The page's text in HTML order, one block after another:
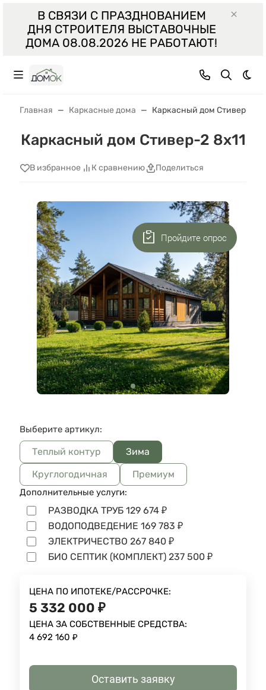
В СВЯЗИ С ПРАЗДНОВАНИЕМ
ДНЯ СТРОИТЕЛЯ ВЫСТАВОЧНЫЕ
ДОМА 08.08.2026 НЕ РАБОТАЮТ!
Главная Каркасные дома Каркасный дом Стивер-2
Каркасный дом Стивер-2 8х11
В избранное К сравнению Поделиться
Выберите артикул:
Теплый контур
Зима
Круглогодичная
Премиум
Дополнительные услуги:
РАЗВОДКА ТРУБ 129 674 ₽
ВОДОПОДВЕДЕНИЕ 169 783 ₽
ЭЛЕКТРИЧЕСТВО 267 840 ₽
БИО СЕПТИК (КОМПЛЕКТ) 237 500 ₽
ЦЕНА ПО ИПОТЕКЕ/РАССРОЧКЕ:
5 332 000 ₽
ЦЕНА ЗА СОБСТВЕННЫЕ СРЕДСТВА:
4 692 160 ₽
Оставить заявку
Пройдите опрос